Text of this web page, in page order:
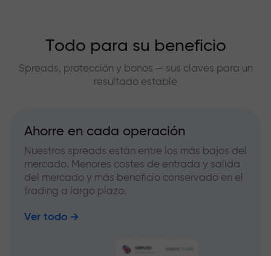
Todo para su beneficio
Spreads, protección y bonos — sus claves para un
resultado estable
Ahorre en cada operación
Nuestros spreads están entre los más bajos del
mercado. Menores costes de entrada y salida
del mercado y más beneficio conservado en el
trading a largo plazo.
Ver todo